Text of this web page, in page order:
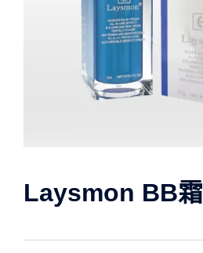
Laysmon BB霜